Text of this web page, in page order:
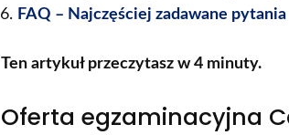
FAQ – Najczęściej zadawane pytania
Ten artykuł przeczytasz w 4 minuty.
Oferta egzaminacyjna